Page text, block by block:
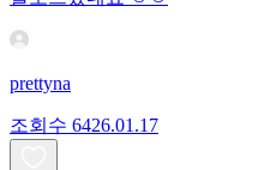
prettyna
조회수 6426.01.17